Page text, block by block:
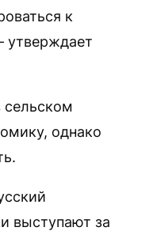
к
утверждает
сельском
однако
выступают за